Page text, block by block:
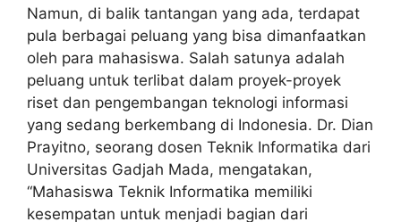
Namun, di balik tantangan yang ada, terdapat
pula berbagai peluang yang bisa dimanfaatkan
oleh para mahasiswa. Salah satunya adalah
peluang untuk terlibat dalam proyek-proyek
riset dan pengembangan teknologi informasi
yang sedang berkembang di Indonesia. Dr. Dian
Prayitno, seorang dosen Teknik Informatika dari
Universitas Gadjah Mada, mengatakan,
“Mahasiswa Teknik Informatika memiliki
kesempatan untuk menjadi bagian dari